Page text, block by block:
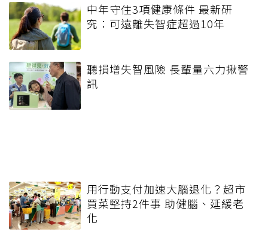
中年守住3項健康條件 最新研
究：可遠離失智症超過10年
聽損增失智風險 長輩量六力揪警
訊
用行動支付加速大腦退化？超市
買菜堅持2件事 助健腦、延緩老
化